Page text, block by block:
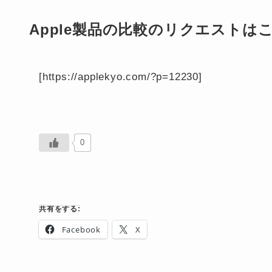
Apple製品の比較のリクエストは
[https://applekyo.com/?p=12230]
0
共有をする:
Facebook X